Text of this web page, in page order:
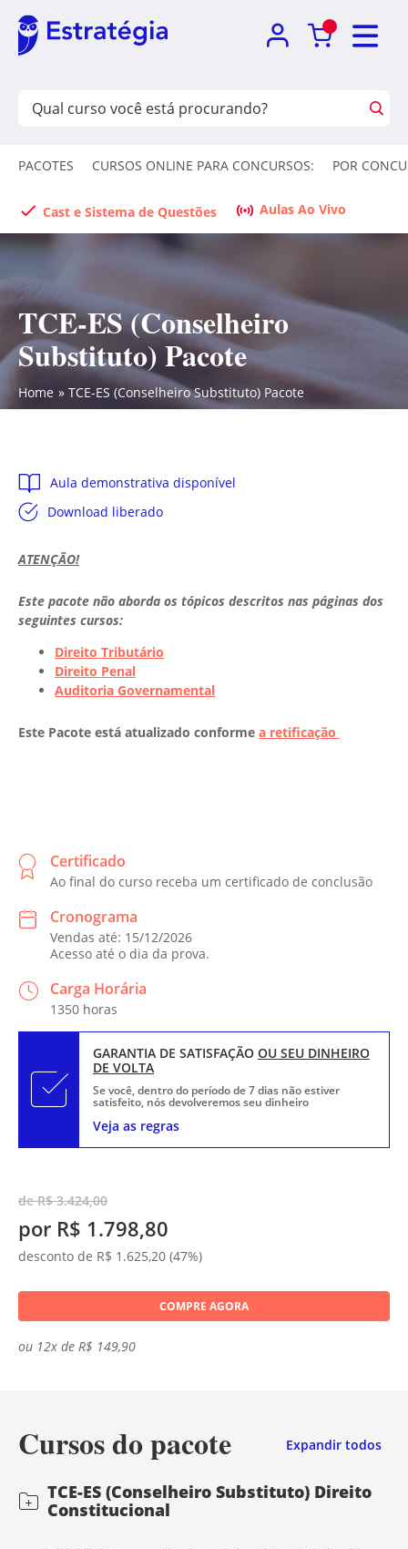
PACOTES CURSOS ONLINE PARA CONCURSOS: POR
Cast e Sistema de Questões Aulas Ao Vivo
TCE-ES (Conselheiro
Substituto) Pacote
Home TCE-ES (Conselheiro Substituto) Pacote
Aula demonstrativa disponível
Download liberado
ATENÇÃO!
Este pacote não aborda os tópicos descritos nas páginas dos
seguintes cursos:
Direito Tributário
Direito Penal
Auditoria Governamental
Este Pacote está atualizado conforme a retificação
de R$ 3.424,00
por R$ 1.798,80
desconto de R$ 1.625,20 (47%)
COMPRE AGORA
ou 12x de R$ 149,90
Certificado
Ao final do curso receba um certificado de conclusão
Cronograma
Vendas até: 15/12/2026
Acesso até o dia da prova.
Carga Horária
1350 horas
GARANTIA DE SATISFAÇÃO OU SEU DINHEIRO
DE VOLTA
Se você, dentro do período de 7 dias não estiver
satisfeito, nós devolveremos seu dinheiro
Veja as regras
Cursos do pacote Expandir todos
TCE-ES (Conselheiro Substituto) Direito
Constitucional